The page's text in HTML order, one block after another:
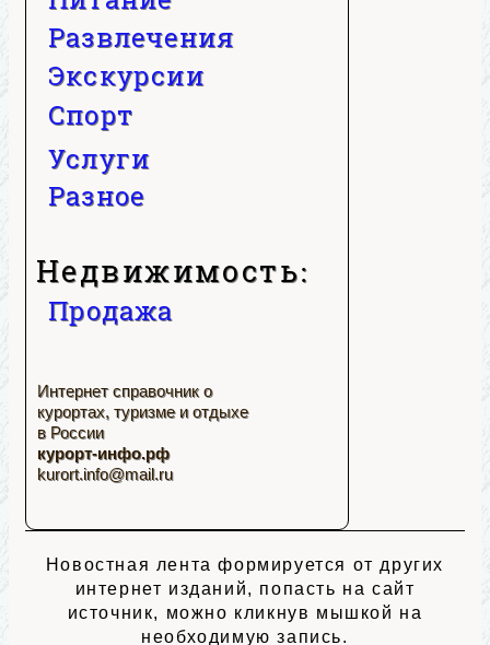
Развлечения
Экскурсии
Спорт
Услуги
Разное
Недвижимость:
Продажа
Интернет справочник о
курортах, туризме и отдыхе
в России
курорт-инфо.рф
kurort.info@mail.ru
Новостная лента формируется от других
интернет изданий, попасть на сайт
источник, можно кликнув мышкой на
необходимую запись.